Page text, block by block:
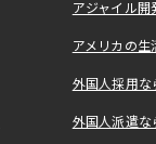
アジャイル
アメリカの
外国人採用
外国人派遣な